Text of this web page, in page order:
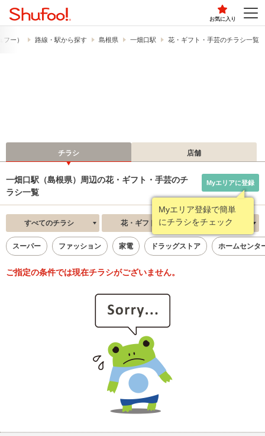
お気に入り
ー） 路線・駅から探す 島根県 一畑口駅 花・ギフト・手芸のチラシ一覧
チラシ 店舗
一畑口駅（島根県）周辺の花・ギフト・手芸のチ
ラシ一覧
Myエリア登録で簡単
にチラシをチェック
Myエリアに登録
すべてのチラシ 花・ギフト・手芸 新着順
スーパー ファッション 家電 ドラッグストア ホームセンタ
ご指定の条件では現在チラシがございません。